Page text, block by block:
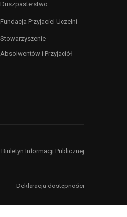
Duszpasterstwo
Fundacja Przyjaciel Uczelni
Stowarzyszenie
Absolwentów i Przyjaciół
Biuletyn Informacji Publicznej
Deklaracja dostępności